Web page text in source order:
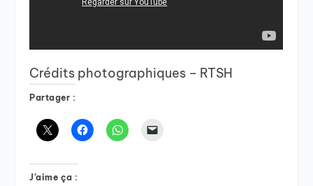
Crédits photographiques – RTSH
Partager :
J’aime ça :